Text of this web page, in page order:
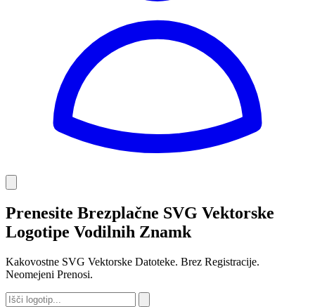
Prenesite Brezplačne SVG Vektorske
Logotipe Vodilnih Znamk
Kakovostne SVG Vektorske Datoteke. Brez Registracije.
Neomejeni Prenosi.